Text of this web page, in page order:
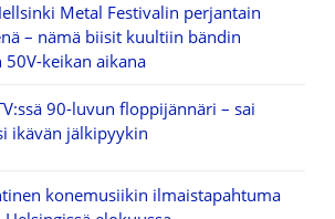
Metal Festivalin perjantain
– nämä biisit kuultiin bändin
50V-keikan aikana
90-luvun floppijännäri – sai
ikävän jälkipyykin
konemusiikin ilmaistapahtuma